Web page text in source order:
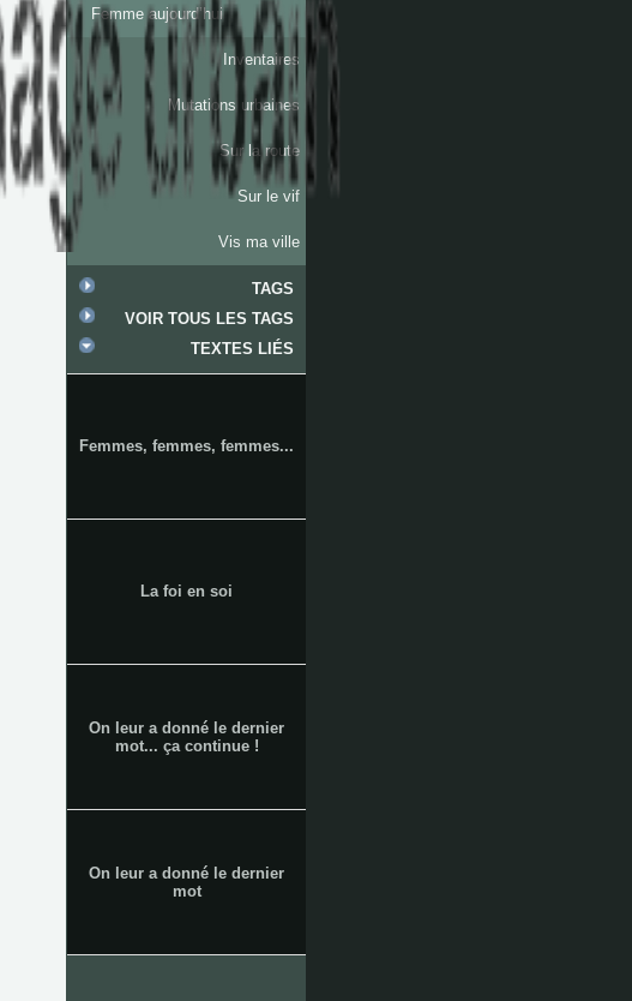
Femme aujourd’hui
Inventaires
Mutations urbaines
Sur la route
Sur le vif
Vis ma ville
TAGS
les
arnavaux
les
aygalades
les
VOIR TOUS LES TAGS
TEXTES LIÉS
Femmes, femmes, femmes...
La foi en soi
On leur a donné le dernier
mot... ça continue !
On leur a donné le dernier
mot